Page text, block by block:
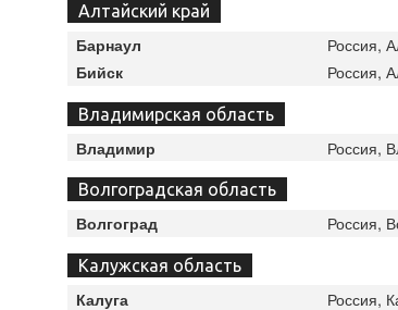
Алтайский край
Барнаул Россия,
Бийск Россия,
Владимирская область
Владимир Россия,
Волгоградская область
Волгоград Россия,
Калужская область
Калуга Россия,